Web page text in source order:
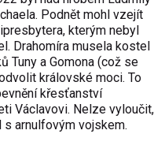
Podnět mohl vzejít
kterým nebyl
Drahomíra musela kostel
Tuny a Gomona (což se
královské moci. To
křesťanství
Václavovi. Nelze vyloučit,
arnulfovým vojskem.